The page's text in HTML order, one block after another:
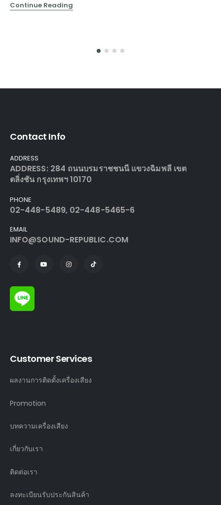
Continue Reading
Contact Info
ADDRESS
ADDRESS: 284 ถนนบรมราชชนนี แขวงฉิมพลี เขต
ตลิ่งชัน กรุงเทพฯ 10170
PHONE
02-448-5489, 02-448-5465-6
EMAIL
INFO@SOUND-REPUBLIC.COM
Customer Services
ผลงานการติดตั้งเครื่องเสียง
Promotion
บทความเครื่องเสียง
เกี่ยวกับเรา
ติดต่อเรา
ลงทะเบียนรับประกันสินค้า